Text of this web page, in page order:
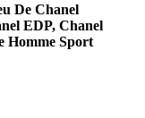
De Chanel
EDP, Chanel
Homme Sport